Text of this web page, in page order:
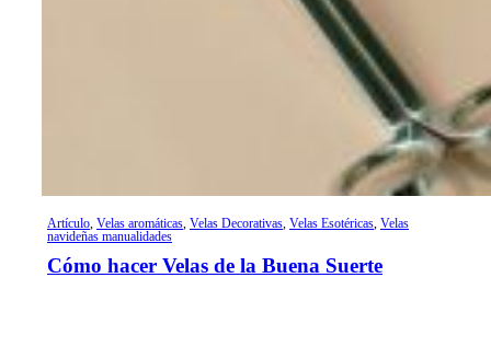
Artículo Velas aromáticas Velas Decorativas Velas Esotéricas Velas
navideñas manualidades
Cómo hacer Velas de la Buena Suerte